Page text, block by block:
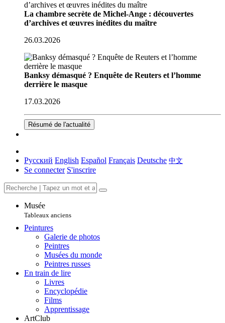
La chambre secrète de Michel-Ange : découvertes
d’archives et œuvres inédites du maître
26.03.2026
Banksy démasqué ? Enquête de Reuters et l’homme
derrière le masque
17.03.2026
Résumé de l'actualité
Русский English Español Français Deutsche 中文
Se connecter S'inscrire
Musée
Tableaux anciens
Peintures
Galerie de photos
Peintres
Musées du monde
Peintres russes
En train de lire
Livres
Encyclopédie
Films
Apprentissage
ArtClub